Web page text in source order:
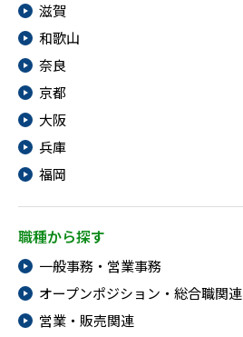
滋賀
和歌山
奈良
京都
大阪
兵庫
福岡
職種から探す
一般事務・営業事務
オープンポジション・総合職関連
営業・販売関連